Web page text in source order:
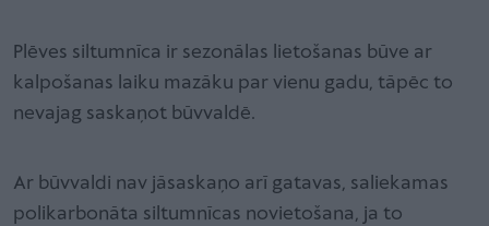
Plēves siltumnīca ir sezonālas lietošanas būve ar
kalpošanas laiku mazāku par vienu gadu, tāpēc to
nevajag saskaņot būvvaldē.
Ar būvvaldi nav jāsaskaņo arī gatavas, saliekamas
polikarbonāta siltumnīcas novietošana, ja to